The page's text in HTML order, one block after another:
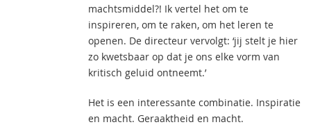
machtsmiddel?! Ik vertel het om te
inspireren, om te raken, om het leren te
openen. De directeur vervolgt: ‘jij stelt je hier
zo kwetsbaar op dat je ons elke vorm van
kritisch geluid ontneemt.’
Het is een interessante combinatie. Inspiratie
en macht. Geraaktheid en macht.